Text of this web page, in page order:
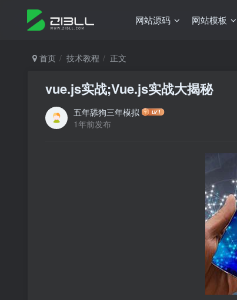
网站源码 网站模板
首页 技术教程 正文
vue.js实战;Vue.js实战大揭秘
五年舔狗三年模拟
1年前发布